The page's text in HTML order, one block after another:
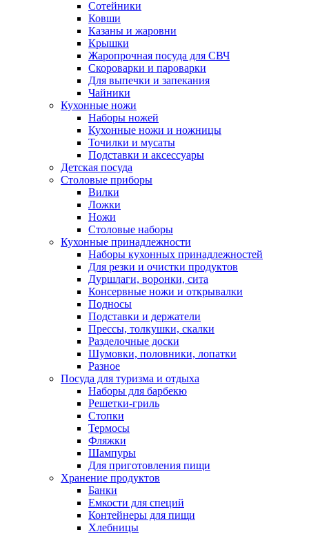
Сотейники
Ковши
Казаны и жаровни
Крышки
Жаропрочная посуда для СВЧ
Скороварки и пароварки
Для выпечки и запекания
Чайники
Кухонные ножи
Наборы ножей
Кухонные ножи и ножницы
Точилки и мусаты
Подставки и аксессуары
Детская посуда
Столовые приборы
Вилки
Ложки
Ножи
Столовые наборы
Кухонные принадлежности
Наборы кухонных принадлежностей
Для резки и очистки продуктов
Дуршлаги, воронки, сита
Консервные ножи и открывалки
Подносы
Подставки и держатели
Прессы, толкушки, скалки
Разделочные доски
Шумовки, половники, лопатки
Разное
Посуда для туризма и отдыха
Наборы для барбекю
Решетки-гриль
Стопки
Термосы
Фляжки
Шампуры
Для приготовления пищи
Хранение продуктов
Банки
Емкости для специй
Контейнеры для пищи
Хлебницы